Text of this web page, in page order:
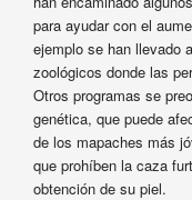
para ayudar con el
ejemplo se han llevado
zoológicos donde las
Otros programas se
genética, que puede
de los mapaches más
que prohíben la caza
obtención de su piel.